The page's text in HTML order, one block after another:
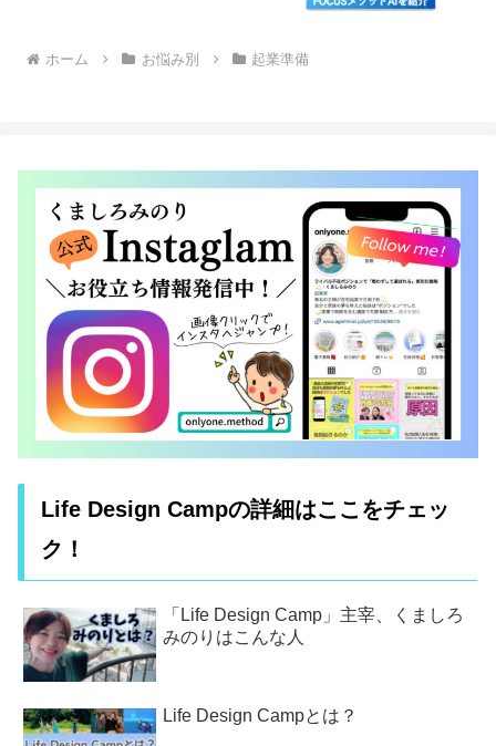
ホーム お悩み別 起業準備
Life Design Campの詳細はここをチェッ
ク！
「Life Design Camp」主宰、くましろ
みのりはこんな人
Life Design Campとは？